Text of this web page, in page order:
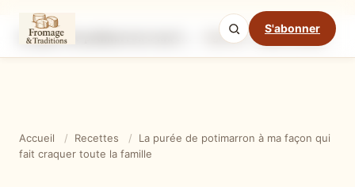
S'abonner
Ingrédients Étapes
Mode cuisine
Accueil / Recettes /
La purée de potimarron à ma façon qui
fait craquer toute la famille